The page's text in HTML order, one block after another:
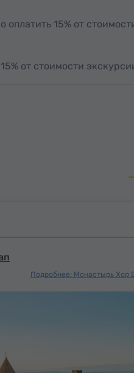
15% от
от стоимости
Подробнее: Монастырь Хор